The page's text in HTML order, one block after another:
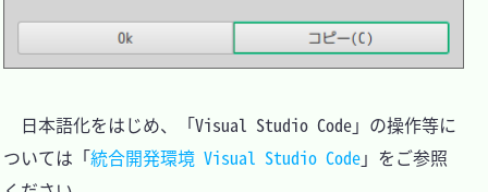
日本語化をはじめ、「Visual Studio Code」の操作等に
ついては「統合開発環境 Visual Studio Code」をご参照